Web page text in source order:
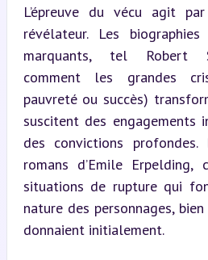
L’épreuve du vécu agit
révélateur. Les
marquants, tel Robert
comment les grandes
pauvreté ou succès)
suscitent des engagements
des convictions
romans d’Emile
situations de rupture qui
nature des personnages,
donnaient initialement.